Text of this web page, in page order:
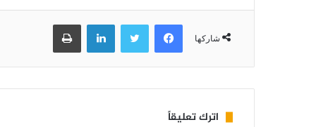
شاركها
فيسبوك تويتر لينكدإن طباعة
اترك تعليقاً